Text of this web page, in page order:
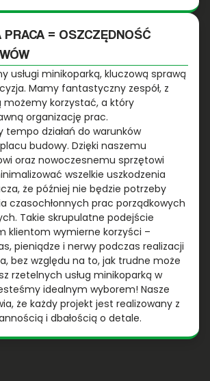
PRACA = OSZCZĘDNOŚĆ
usługi minikoparką, kluczową sprawą
Mamy fantastyczny zespół, z
możemy korzystać, a który
organizację prac.
tempo działań do warunków
budowy. Dzięki naszemu
oraz nowoczesnemu sprzętowi
wszelkie uszkodzenia
że później nie będzie potrzeby
czasochłonnych prac porządkowych
Takie skrupulatne podejście
klientom wymierne korzyści –
pieniądze i nerwy podczas realizacji
bez względu na to, jak trudne może
rzetelnych usług minikoparką w
idealnym wyborem! Nasze
że każdy projekt jest realizowany z
i dbałością o detale.